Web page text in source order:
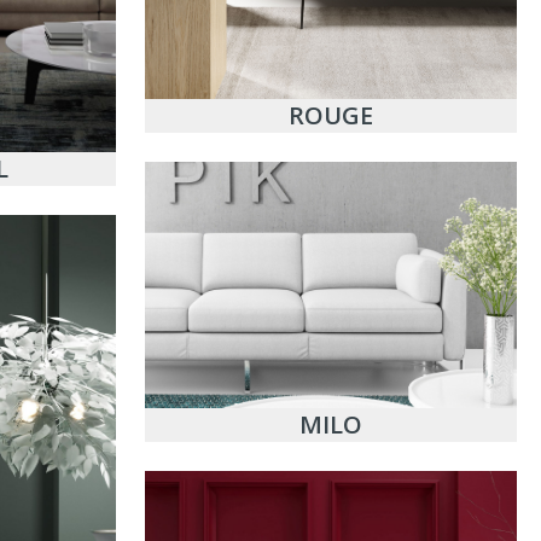
ROUGE
MILO